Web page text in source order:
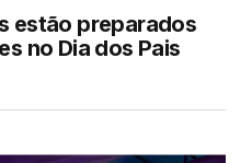
estão preparados
no Dia dos Pais